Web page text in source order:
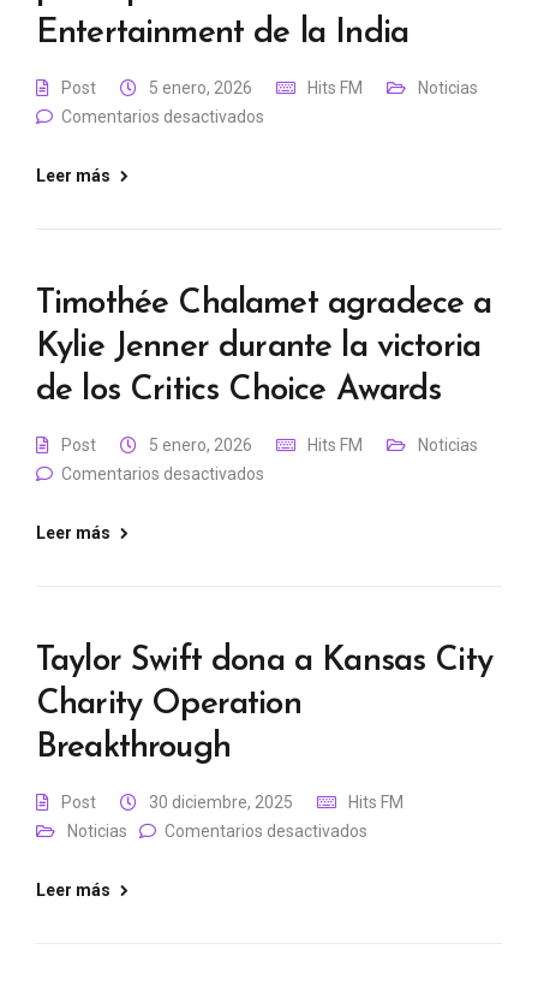
Entertainment de la India
Post 5 enero, 2026 Hits FM
Noticias
Comentarios desactivados
Leer más
Timothée Chalamet agradece a
Kylie Jenner durante la victoria
de los Critics Choice Awards
Post 5 enero, 2026 Hits FM
Noticias
Comentarios desactivados
Leer más
Taylor Swift dona a Kansas City
Charity Operation
Breakthrough
Post 30 diciembre, 2025
Hits FM
Noticias
Comentarios desactivados
Leer más